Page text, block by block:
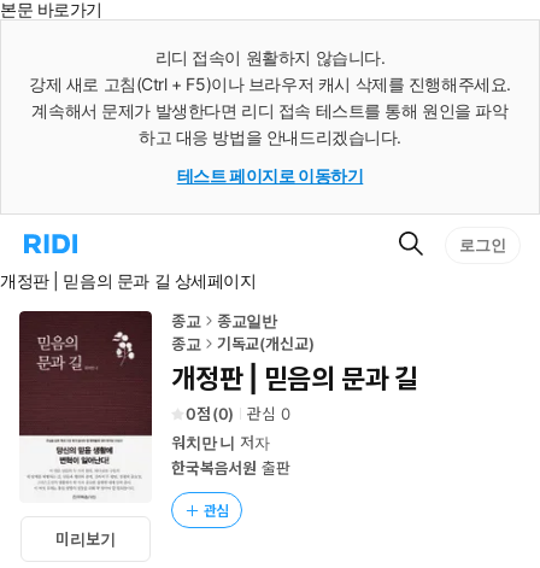
본문 바로가기
리디 접속이 원활하지 않습니다.
강제 새로 고침(Ctrl + F5)이나 브라우저 캐시 삭제를 진행해주세요.
계속해서 문제가 발생한다면 리디 접속 테스트를 통해 원인을 파악
하고 대응 방법을 안내드리겠습니다.
테스트 페이지로 이동하기
리
홈
로
검
로그인
개정판 | 믿음의 문과 길 상세페이지
미리보기
종교
종교일반
종교
기독교(개신교)
개정판 | 믿음의 문과 길
0 (0) 관심 0
워치만 니 저자
한국복음서원 출판
관심